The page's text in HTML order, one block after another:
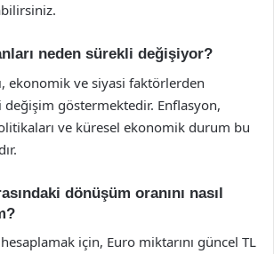
neden sürekli değişiyor?
ekonomik ve siyasi faktörlerden
göstermektedir. Enflasyon,
ve küresel ekonomik durum bu
dönüşüm oranını nasıl
için, Euro miktarını güncel TL